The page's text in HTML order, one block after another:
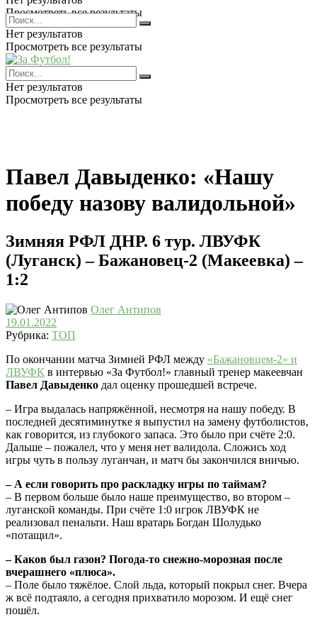
Просмотреть все результаты
Нет результатов
Просмотреть все результаты
Нет результатов
Просмотреть все результаты
Павел Давыденко: «Нашу
победу назову валидольной»
Зимняя РФЛ ДНР. 6 тур. ЛВУФК
(Луганск) – Бажановец-2 (Макеевка) –
1:2
Олег Антипов
19.01.2022
Рубрика: ТОП
По окончании матча Зимней РФЛ между «Бажановцем-2» и
ЛВУФК в интервью «За Футбол!» главный тренер макеевчан
Павел Давыденко дал оценку прошедшей встрече.
– Игра выдалась напряжённой, несмотря на нашу победу. В
последней десятиминутке я выпустил на замену футболистов,
как говорится, из глубокого запаса. Это было при счёте 2:0.
Дальше – пожалел, что у меня нет валидола. Сложись ход
игры чуть в пользу луганчан, и матч бы закончился вничью.
– А если говорить про раскладку игры по таймам?
– В первом больше было наше преимущество, во втором –
луганской команды. При счёте 1:0 игрок ЛВУФК не
реализовал пенальти. Наш вратарь Богдан Шолудько
«потащил».
– Каков был газон? Погода-то снежно-морозная после
вчерашнего «плюса».
– Поле было тяжёлое. Слой льда, который покрыл снег. Вчера
ж всё подтаяло, а сегодня прихватило морозом. И ещё снег
пошёл.